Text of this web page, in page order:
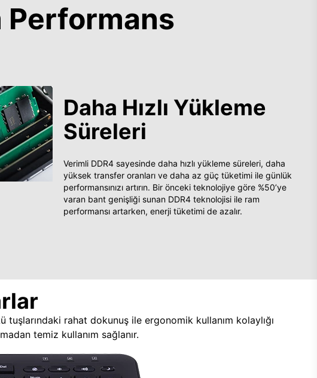
Performans
Daha Hızlı Yükleme
Süreleri
Verimli DDR4 sayesinde daha hızlı yükleme süreleri, daha
yüksek transfer oranları ve daha az güç tüketimi ile günlük
performansınızı artırın. Bir önceki teknolojiye göre %50’ye
varan bant genişliği sunan DDR4 teknolojisi ile ram
performansı artarken, enerji tüketimi de azalır.
rahat dokunuş ile ergonomik kullanım kolaylığı
temiz kullanım sağlanır.